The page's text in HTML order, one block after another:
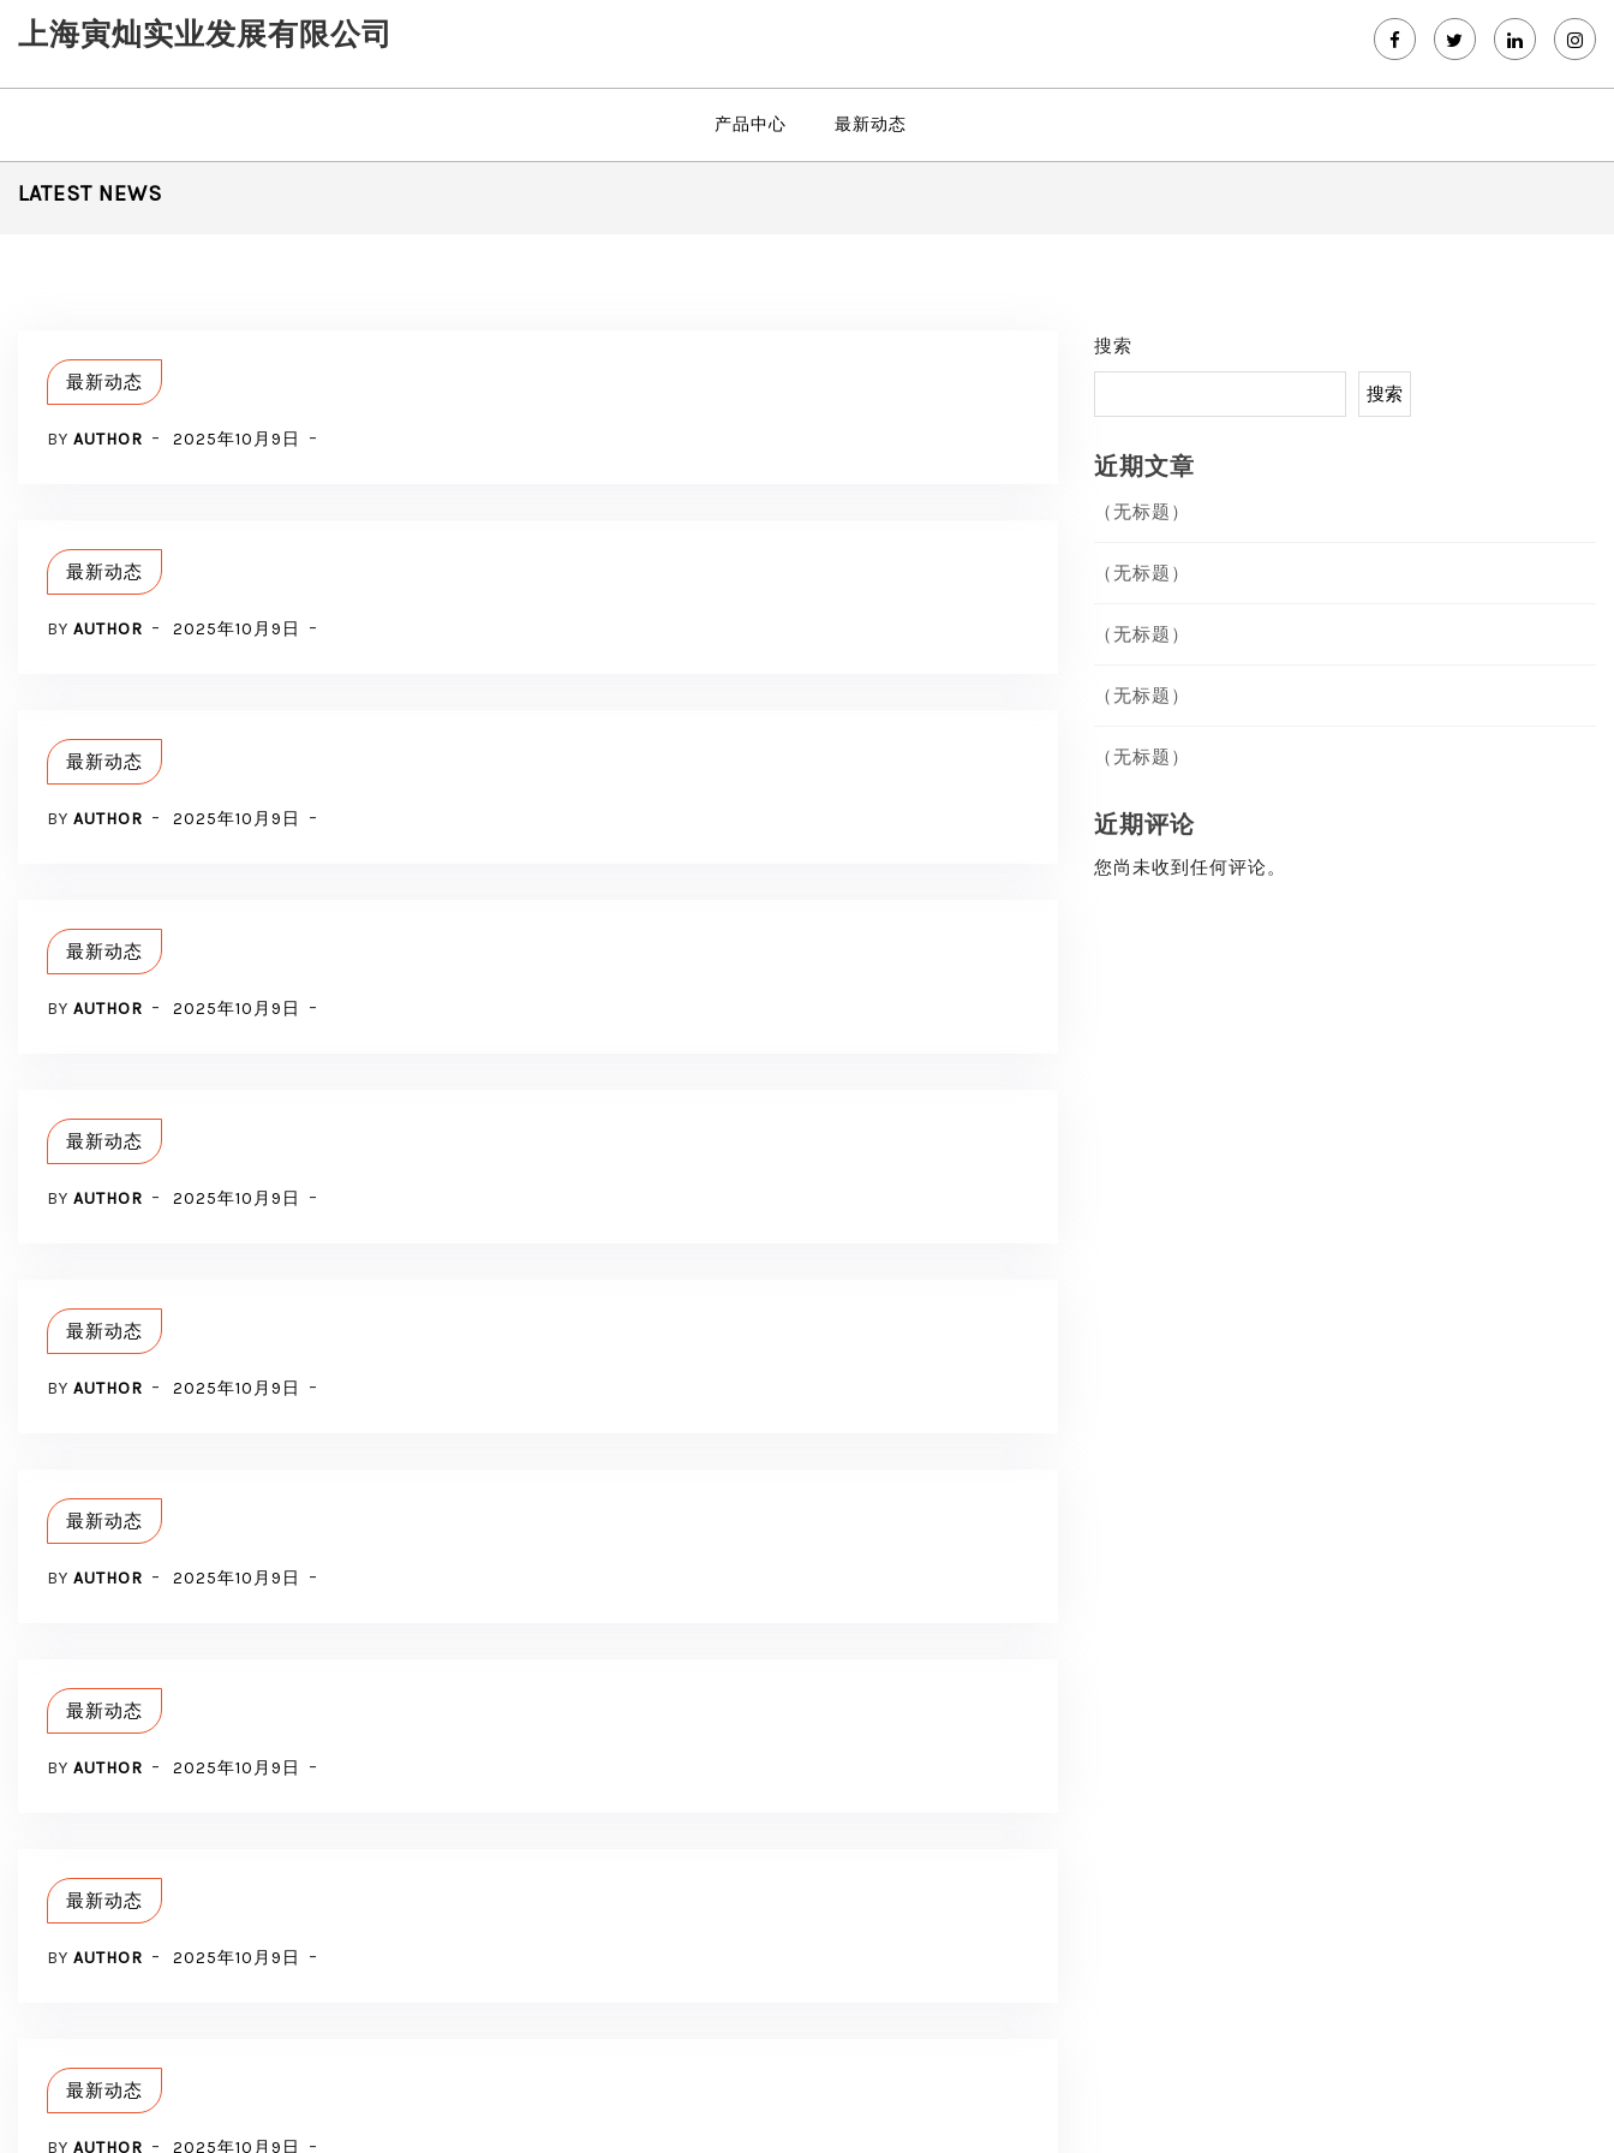
Skip
to上海寅灿实业发展有限公司
产品中心 最新动态
LATEST NEWS
最新动态
BY AUTHOR 2025年10月9日
最新动态
BY AUTHOR 2025年10月9日
最新动态
BY AUTHOR 2025年10月9日
最新动态
BY AUTHOR 2025年10月9日
最新动态
BY AUTHOR 2025年10月9日
最新动态
BY AUTHOR 2025年10月9日
最新动态
BY AUTHOR 2025年10月9日
最新动态
BY AUTHOR 2025年10月9日
最新动态
BY AUTHOR 2025年10月9日
最新动态
BY AUTHOR 2025年10月9日
搜索
搜索
近期文章
（无标题）
（无标题）
（无标题）
（无标题）
（无标题）
近期评论
您尚未收到任何评论。